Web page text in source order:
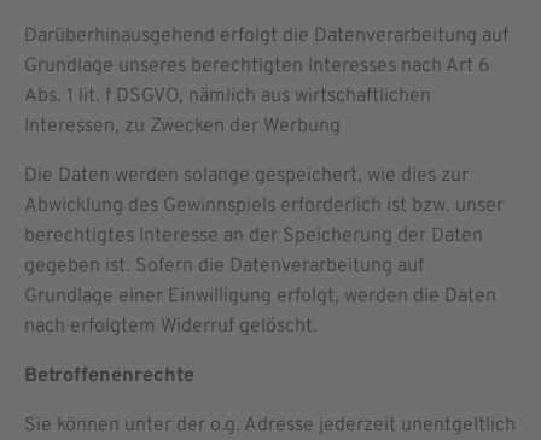
Darüberhinausgehend erfolgt die Datenverarbeitung auf
Grundlage unseres berechtigten Interesses nach Art 6
Abs. 1 lit. f DSGVO, nämlich aus wirtschaftlichen
Interessen, zu Zwecken der Werbung
Die Daten werden solange gespeichert, wie dies zur
Abwicklung des Gewinnspiels erforderlich ist bzw. unser
berechtigtes Interesse an der Speicherung der Daten
gegeben ist. Sofern die Datenverarbeitung auf
Grundlage einer Einwilligung erfolgt, werden die Daten
nach erfolgtem Widerruf gelöscht.
Betroffenenrechte
Sie können unter der o.g. Adresse jederzeit unentgeltlich